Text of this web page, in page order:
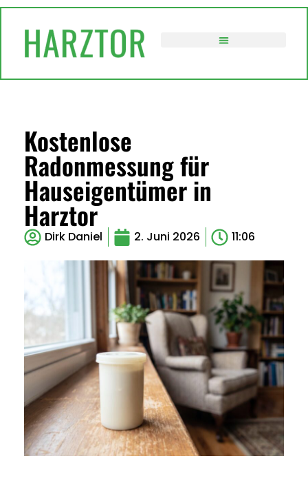
Kostenlose
Radonmessung für
Hauseigentümer in
Harztor
Dirk Daniel 2. Juni 2026 11:06